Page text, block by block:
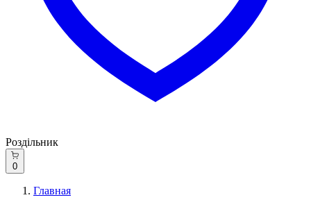
Роздільник
0
Главная